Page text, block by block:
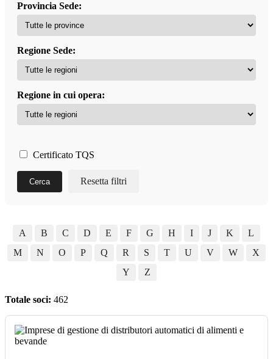
Provincia Sede:
Regione Sede:
Regione in cui opera:
Certificato TQS
Cerca Resetta filtri
A B C D E F G H I J K
L
M
N O P Q R S T U V W
X
Y
Z
Totale soci: 462